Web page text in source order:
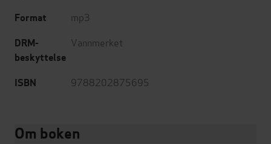
Format mp3
DRM-
beskyttelse
Vannmerket
ISBN 9788202875695
Om boken